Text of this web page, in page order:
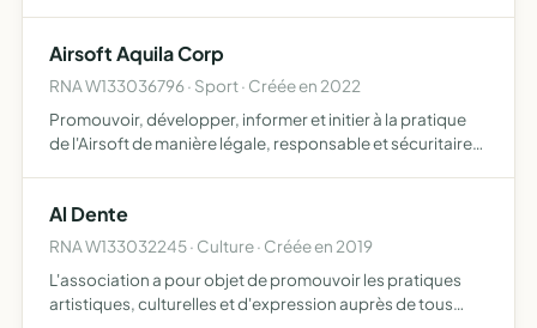
Airsoft Aquila Corp
RNA W133036796 · Sport · Créée en 2022
Promouvoir, développer, informer et initier à la pratique
de l'Airsoft de manière légale, responsable et sécuritaire
Al Dente
RNA W133032245 · Culture · Créée en 2019
L'association a pour objet de promouvoir les pratiques
artistiques, culturelles et d'expression auprès de tous